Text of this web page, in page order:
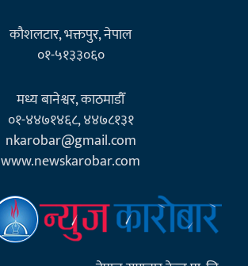
कौशलटार, भक्तपुर, नेपाल
०१-५१३३०६०
मध्य बानेश्वर, काठमाडौँ
०१-४४७१४६८, ४४७८१३१
nkarobar@gmail.com
www.newskarobar.com